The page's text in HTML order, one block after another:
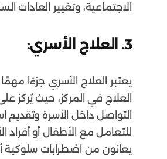
الاجتماعية، وتغيير العادات
3. العلاج الأسري:
يعتبر العلاج الأسري جزءًا
العلاج في المركز، حيث يُركز
التواصل داخل الأسرة وتقديم
للتعامل مع الأطفال أو أفراد
يعانون من اضطرابات سلوكية